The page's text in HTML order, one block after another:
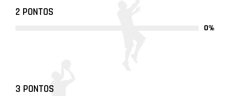
2 PONTOS
0%
3 PONTOS